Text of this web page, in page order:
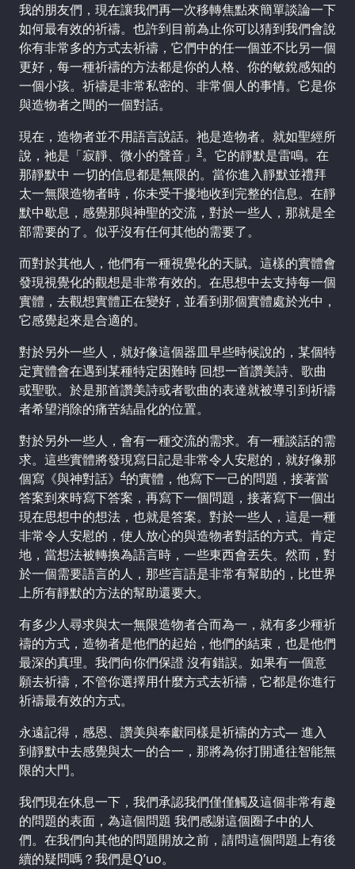
我的朋友們，現在讓我們再一次移轉焦點來簡單談論一下
如何最有效的祈禱。也許到目前為止你可以猜到我們會說
你有非常多的方式去祈禱，它們中的任一個並不比另一個
更好，每一種祈禱的方法都是你的人格、你的敏銳感知的
一個小孩。祈禱是非常私密的、非常個人的事情。它是你
與造物者之間的一個對話。
現在，造物者並不用語言說話。祂是造物者。就如聖經所
說，祂是「寂靜、微小的聲音」 3。它的靜默是雷鳴。在
那靜默中 一切的信息都是無限的。當你進入靜默並禮拜
太一無限造物者時，你未受干擾地收到完整的信息。在靜
默中歇息，感覺那與神聖的交流，對於一些人，那就是全
部需要的了。似乎沒有任何其他的需要了。
而對於其他人，他們有一種視覺化的天賦。這樣的實體會
發現視覺化的觀想是非常有效的。在思想中去支持每一個
實體，去觀想實體正在變好，並看到那個實體處於光中，
它感覺起來是合適的。
對於另外一些人，就好像這個器皿早些時候說的，某個特
定實體會在遇到某種特定困難時 回想一首讚美詩、歌曲
或聖歌。於是那首讚美詩或者歌曲的表達就被導引到祈禱
者希望消除的痛苦結晶化的位置。
對於另外一些人，會有一種交流的需求。有一種談話的需
求。這些實體將發現寫日記是非常令人安慰的，就好像那
個寫《與神對話》 4的實體，他寫下一己的問題，接著當
答案到來時寫下答案，再寫下一個問題，接著寫下一個出
現在思想中的想法，也就是答案。對於一些人，這是一種
非常令人安慰的，使人放心的與造物者對話的方式。肯定
地，當想法被轉換為語言時，一些東西會丟失。然而，對
於一個需要語言的人，那些言語是非常有幫助的，比世界
上所有靜默的方法的幫助還要大。
有多少人尋求與太一無限造物者合而為一，就有多少種祈
禱的方式，造物者是他們的起始，他們的結束，也是他們
最深的真理。我們向你們保證 沒有錯誤。如果有一個意
願去祈禱，不管你選擇用什麼方式去祈禱，它都是你進行
祈禱最有效的方式。
永遠記得，感恩、讚美與奉獻同樣是祈禱的方式— 進入
到靜默中去感覺與太一的合一，那將為你打開通往智能無
限的大門。
我們現在休息一下，我們承認我們僅僅觸及這個非常有趣
的問題的表面，為這個問題 我們感謝這個圈子中的人
們。在我們向其他的問題開放之前，請問這個問題上有後
續的疑問嗎？我們是Q’uo。